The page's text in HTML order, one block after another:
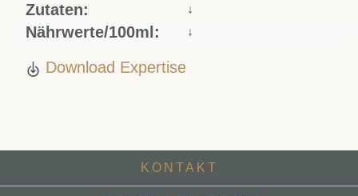
Zutaten:
↓
Nährwerte/100ml: ↓
Download Expertise
KONTAKT